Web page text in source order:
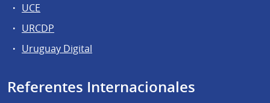
UCE
URCDP
Uruguay Digital
Referentes Internacionales